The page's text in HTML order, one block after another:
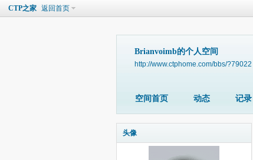
CTP之家 返回首页
Brianvoimb的个人空间
http://www.ctphome.com/bbs/?79022
空间首页 动态 记录
头像